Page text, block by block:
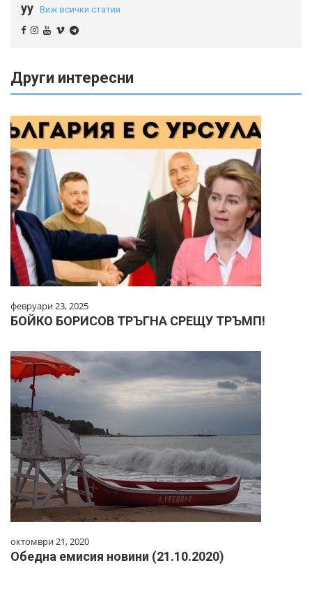
yy Виж всички статии
Други интересни
февруари 23, 2025
БОЙКО БОРИСОВ ТРЪГНА СРЕЩУ ТРЪМП!
октомври 21, 2020
Обедна емисия новини (21.10.2020)